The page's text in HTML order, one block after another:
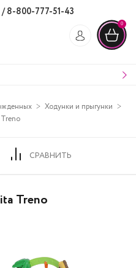
/8-800-777-51-43
0
Ходунки и прыгунки
СРАВНИТЬ
Treno